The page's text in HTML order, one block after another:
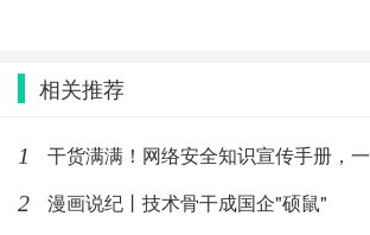
相关推荐
1 干货满满！网络安全知识宣传手册，
2 漫画说纪丨技术骨干成国企"硕鼠"